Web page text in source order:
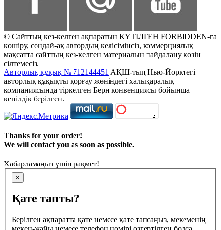
© Сайттың кез-келген ақпаратын КҮТІЛГЕН FORBIDDEN-ға
көшіру, сондай-ақ автордың келісімінсіз, коммерциялық
мақсатта сайттың кез-келген материалын пайдалану көзін
сілтемесіз.
Авторлық құқық № 712144451 АҚШ-тың Нью-Йорктегі
авторлық құқықты қорғау жөніндегі халықаралық
компаниясында тіркелген Берн конвенциясы бойынша
кепілдік берілген.
Thanks for your order!
We will contact you as soon as possible.
Хабарламаңыз үшін рақмет!
×
Қате тапты?
Берілген ақпаратта қате немесе қате тапсаңыз, мекеменің